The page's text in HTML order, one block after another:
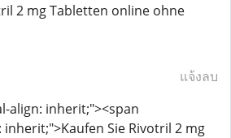
2 mg Tabletten online ohne
แจ้งลบ
align: inherit;"><span
Sie Rivotril 2 mg